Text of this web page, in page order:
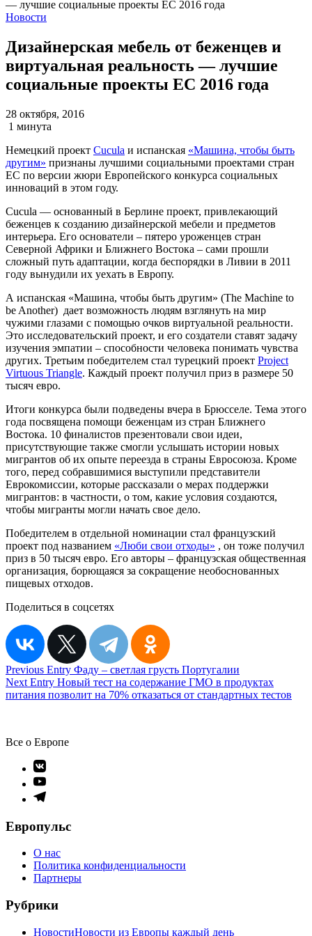
Новости
Дизайнерская мебель от беженцев и
виртуальная реальность — лучшие
социальные проекты ЕС 2016 года
28 октября, 2016
1 минута
Немецкий проект Cucula и испанская «Машина, чтобы быть
другим» признаны лучшими социальными проектами стран
ЕС по версии жюри Европейского конкурса социальных
инноваций в этом году.
Cucula — основанный в Берлине проект, привлекающий
беженцев к созданию дизайнерской мебели и предметов
интерьера. Его основатели – пятеро уроженцев стран
Северной Африки и Ближнего Востока – сами прошли
сложный путь адаптации, когда беспорядки в Ливии в 2011
году вынудили их уехать в Европу.
А испанская «Машина, чтобы быть другим» (The Machine to
be Another) дает возможность людям взглянуть на мир
чужими глазами с помощью очков виртуальной реальности.
Это исследовательский проект, и его создатели ставят задачу
изучения эмпатии – способности человека понимать чувства
других. Третьим победителем стал турецкий проект Project
Virtuous Triangle. Каждый проект получил приз в размере 50
тысяч евро.
Итоги конкурса были подведены вчера в Брюсселе. Тема этого
года посвящена помощи беженцам из стран Ближнего
Востока. 10 финалистов презентовали свои идеи,
присутствующие также смогли услышать истории новых
мигрантов об их опыте переезда в страны Евросоюза. Кроме
того, перед собравшимися выступили представители
Еврокомиссии, которые рассказали о мерах поддержки
мигрантов: в частности, о том, какие условия создаются,
чтобы мигранты могли начать свое дело.
Победителем в отдельной номинации стал французский
проект под названием «Люби свои отходы» , он тоже получил
приз в 50 тысяч евро. Его авторы – французская общественная
организация, борющаяся за сокращение необоснованных
пищевых отходов.
Поделиться в соцсетях
Навигация
по
Previous Entry Фаду – светлая грусть Португалии
Next Entry Новый тест на содержание ГМО в продуктах
питания позволит на 70% отказаться от стандартных тестов
Все о Европе
Элемент
меню
Элемент
меню
Элемент
Европульс
О нас
Политика конфиденциальности
Партнеры
Рубрики
НовостиНовости из Европы каждый день